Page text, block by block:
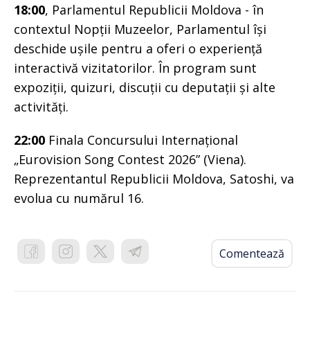
18:00, Parlamentul Republicii Moldova - în
contextul Nopții Muzeelor, Parlamentul își
deschide ușile pentru a oferi o experiență
interactivă vizitatorilor. În program sunt
expoziții, quizuri, discuții cu deputații și alte
activități.
22:00 Finala Concursului Internațional
„Eurovision Song Contest 2026” (Viena).
Reprezentantul Republicii Moldova, Satoshi, va
evolua cu numărul 16.
Comentează